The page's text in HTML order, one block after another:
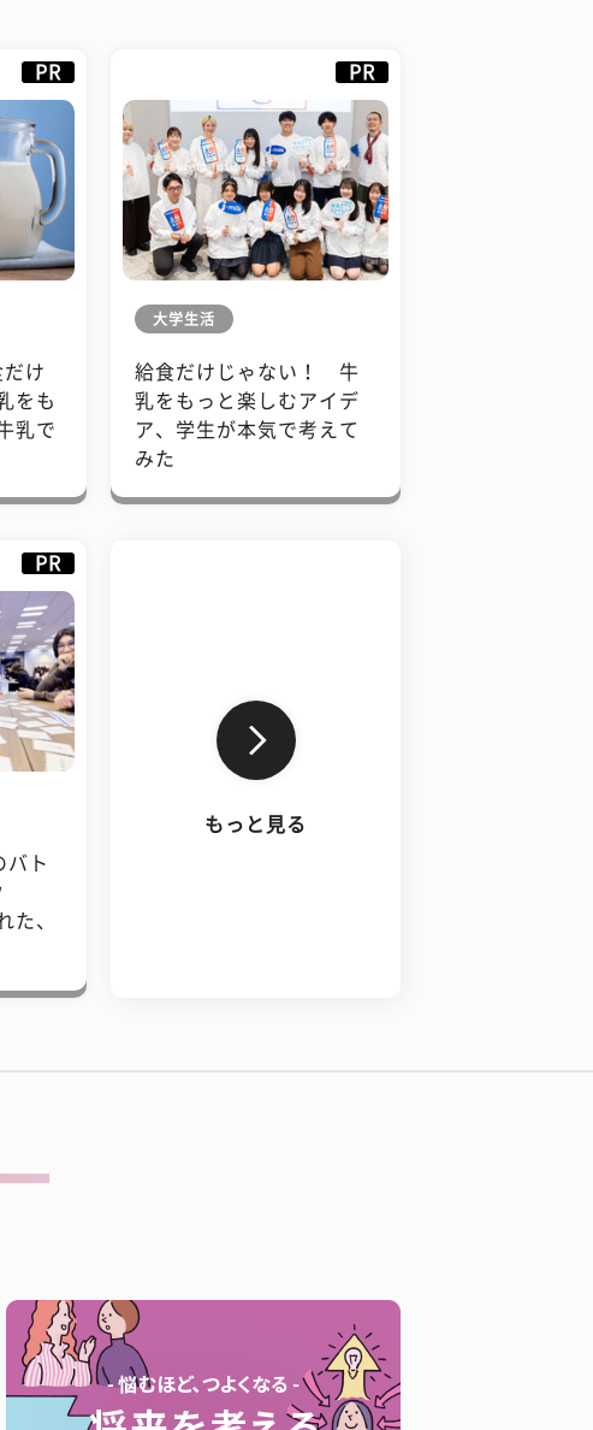
PR
だけ
をも
乳で
PR
大学生活
給食だけじゃない！ 牛
乳をもっと楽しむアイデ
ア、学生が本気で考えて
みた
PR
バト
た、
もっと見る